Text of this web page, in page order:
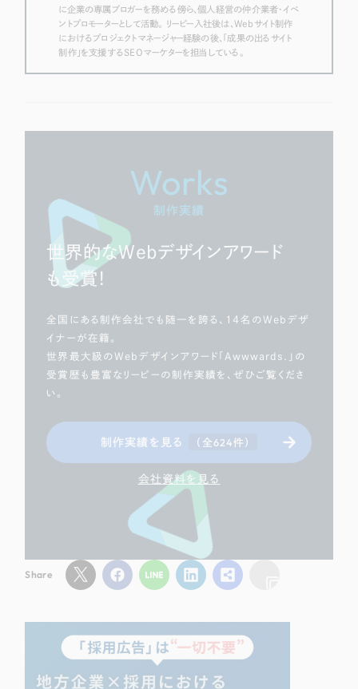
に企業の専属ブロガーを務める傍ら、個人経営の仲介業者・イベ
ントプロモーターとして活動。 リーピー入社後は、Webサイト制作
におけるプロジェクトマネージャー経験の後、「成果の出るサイト
制作」を支援するSEOマーケターを担当している。
Works
制作実績
世界的なWebデザインアワード
も受賞！
全国にある制作会社でも随一を誇る、14名のWebデザ
イナーが在籍。
世界最大級のWebデザインアワード「Awwwards.」の
受賞歴も豊富なリーピーの制作実績を、ぜひご覧くださ
い。
制作実績を見る （全624件）
会社資料を見る
Share